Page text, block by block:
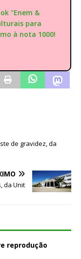
"Enem &
para
à nota 1000!
de gravidez, da
da Unit
reprodução